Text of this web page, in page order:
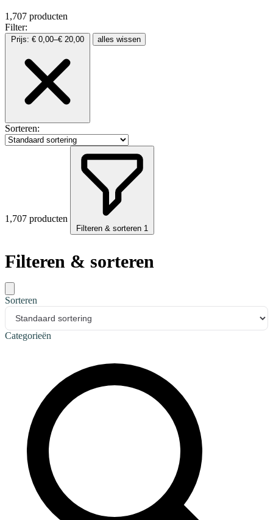
1,707 producten
Filter:
Prijs: € 0,00–€ 20,00 alles wissen
Sorteren:
1,707 producten
Filteren & sorteren 1
Filteren & sorteren
Sorteren
Categorieën